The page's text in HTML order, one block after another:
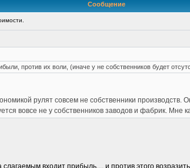
Сообщение
против их воли, (иначе у не собственников будет
рулят совсем не собственники производств.
вовсе не у собственников заводов и фабрик.
входит прибыль.... и против этого